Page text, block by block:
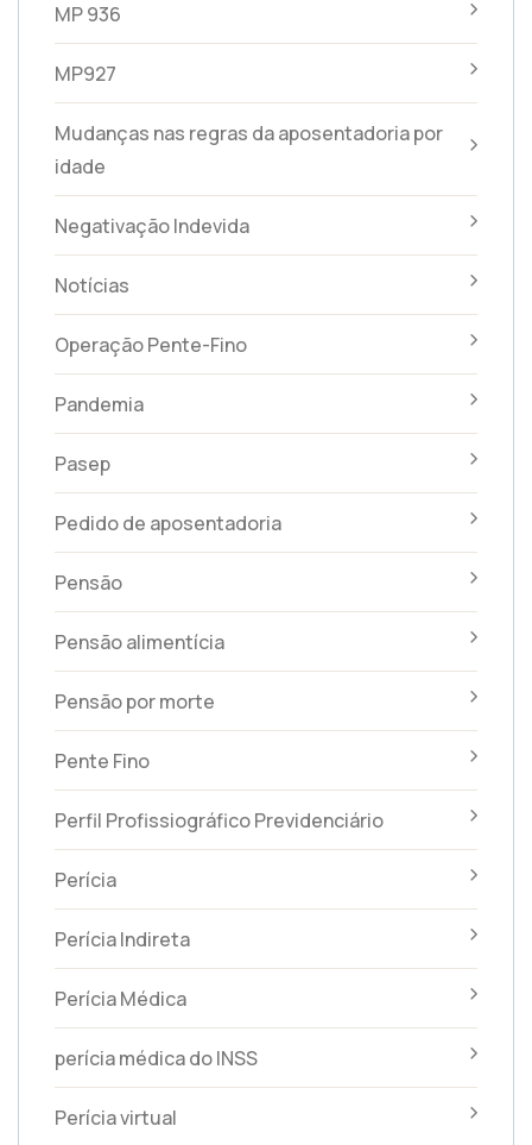
MP 936
MP927
Mudanças nas regras da aposentadoria por
idade
Negativação Indevida
Notícias
Operação Pente-Fino
Pandemia
Pasep
Pedido de aposentadoria
Pensão
Pensão alimentícia
Pensão por morte
Pente Fino
Perfil Profissiográfico Previdenciário
Perícia
Perícia Indireta
Perícia Médica
perícia médica do INSS
Perícia virtual